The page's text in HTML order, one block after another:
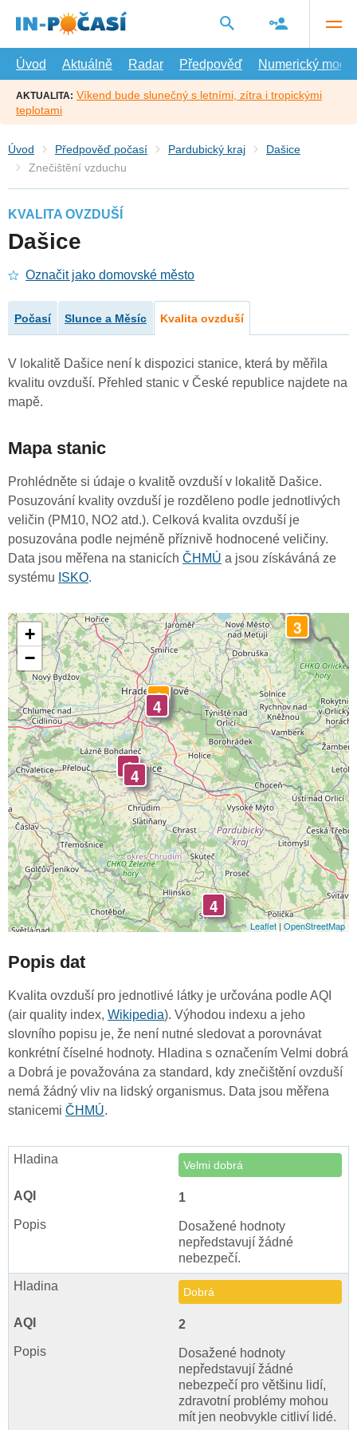
hlavní
Úvod
Aktuálně Radar Předpověď Numerický model
AKTUALITA: Víkend bude slunečný s letními, zítra i tropickými
teplotami
Úvod Předpověď počasí Pardubický kraj
Dašice
Znečištění vzduchu
KVALITA OVZDUŠÍ
Dašice
Označit jako domovské město
Počasí Slunce a Měsíc Kvalita ovzduší
V lokalitě Dašice není k dispozici stanice, která by měřila
kvalitu ovzduší. Přehled stanic v České republice najdete na
mapě.
Mapa stanic
Prohlédněte si údaje o kvalitě ovzduší v lokalitě Dašice.
Posuzování kvality ovzduší je rozděleno podle jednotlivých
veličin (PM10, NO2 atd.). Celková kvalita ovzduší je
posuzována podle nejméně příznivě hodnocené veličiny.
Data jsou měřena na stanicích ČHMÚ a jsou získáváná ze
systému ISKO.
4
3
44
4
3
+
−
Leaflet | OpenStreetMap
Popis dat
Kvalita ovzduší pro jednotlivé látky je určována podle AQI
(air quality index, Wikipedia). Výhodou indexu a jeho
slovního popisu je, že není nutné sledovat a porovnávat
konkrétní číselné hodnoty. Hladina s označením Velmi dobrá
a Dobrá je považována za standard, kdy znečištění ovzduší
nemá žádný vliv na lidský organismus. Data jsou měřena
stanicemi ČHMÚ.
Velmi dobrá
1
Dosažené hodnoty
nepředstavují žádné
nebezpečí.
Dobrá
2
Dosažené hodnoty
nepředstavují žádné
nebezpečí pro většinu lidí,
zdravotní problémy mohou
mít jen neobvykle citliví lidé.